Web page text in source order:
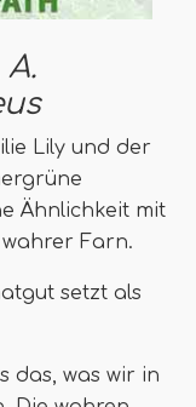
A.
Lily und der
Ähnlichkeit mit
Farn.
setzt als
das, was wir in